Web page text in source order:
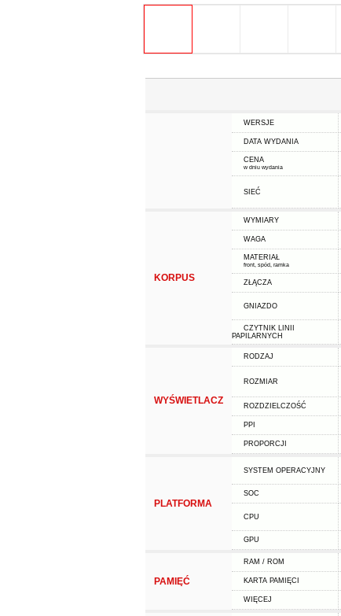
WERSJE
DATA WYDANIA
CENA
w dniu wydania
SIEĆ
KORPUS
WYMIARY
WAGA
MATERIAŁ
front, spód, ramka
ZŁĄCZA
GNIAZDO
CZYTNIK LINII
PAPILARNYCH
WYŚWIETLACZ
RODZAJ
ROZMIAR
ROZDZIELCZOŚĆ
PPI
PROPORCJI
PLATFORMA
SYSTEM OPERACYJNY
SOC
CPU
GPU
PAMIĘĆ
RAM / ROM
KARTA PAMIĘCI
WIĘCEJ